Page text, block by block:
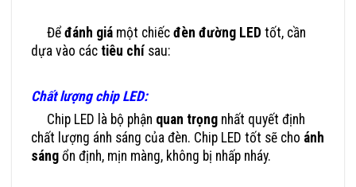
Để đánh giá một chiếc đèn đường LED tốt, cần
dựa vào các tiêu chísau:
Chất lượng chip LED:
Chip LED là bộ phận quan trọng nhất quyết định
chất lượng ánh sáng của đèn. Chip LED tốt sẽ cho ánh
sáng ổn định, mịn màng, không bị nhấp nháy.